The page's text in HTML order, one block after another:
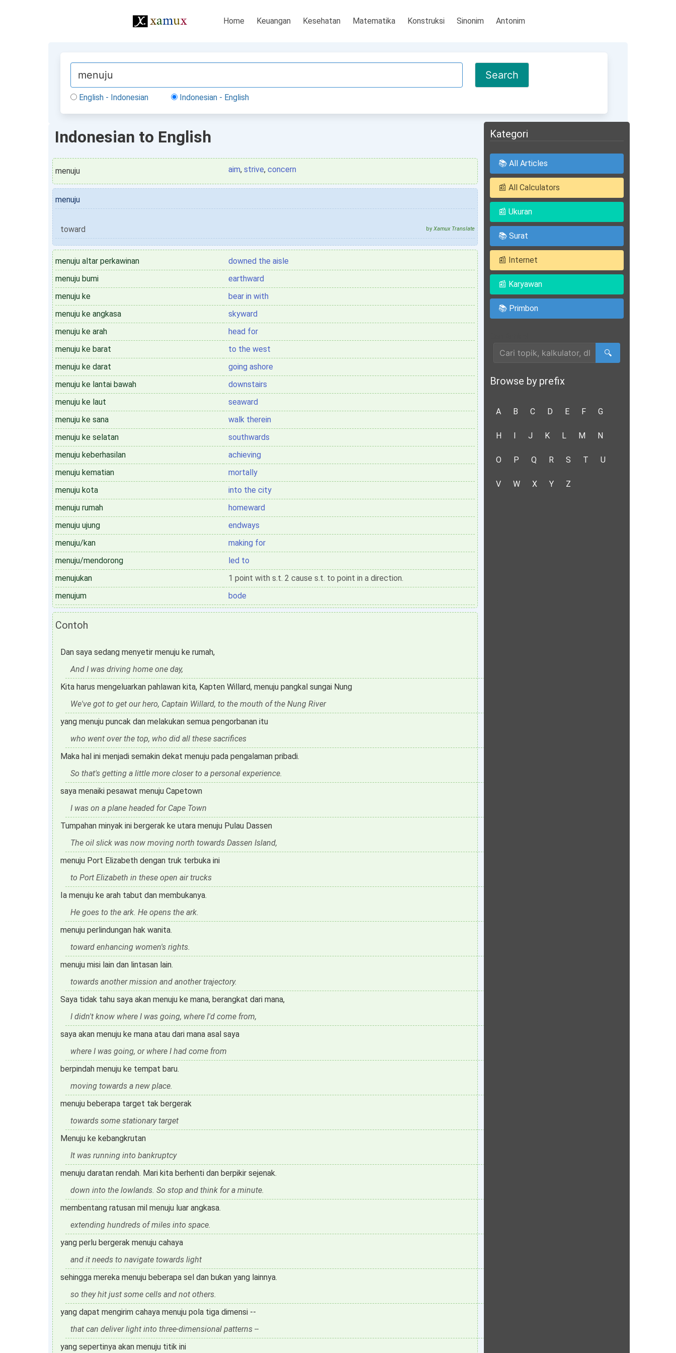
Home Keuangan Kesehatan Matematika Konstruksi Sinonim Antonim
English - Indonesian Indonesian - English
Indonesian to English
menuju aim, strive, concern
menuju
toward by Xamux Translate
menuju altar perkawinan
downed the aisle
menuju bumi
earthward
menuju ke
bear in with
menuju ke angkasa
skyward
menuju ke arah
head for
menuju ke barat
to the west
menuju ke darat
going ashore
menuju ke lantai bawah
downstairs
menuju ke laut
seaward
menuju ke sana
walk therein
menuju ke selatan
southwards
menuju keberhasilan
achieving
menuju kematian
mortally
menuju kota
into the city
menuju rumah
homeward
menuju ujung
endways
menuju/kan
making for
menuju/mendorong
led to
menujukan
1 point with s.t. 2 cause s.t. to point in a direction.
menujum
bode
Contoh
Dan saya sedang menyetir menuju ke rumah,
And I was driving home one day,
Kita harus mengeluarkan pahlawan kita, Kapten Willard, menuju pangkal sungai Nung
We've got to get our hero, Captain Willard, to the mouth of the Nung River
yang menuju puncak dan melakukan semua pengorbanan itu
who went over the top, who did all these sacrifices
Maka hal ini menjadi semakin dekat menuju pada pengalaman pribadi.
So that's getting a little more closer to a personal experience.
saya menaiki pesawat menuju Capetown
I was on a plane headed for Cape Town
Tumpahan minyak ini bergerak ke utara menuju Pulau Dassen
The oil slick was now moving north towards Dassen Island,
menuju Port Elizabeth dengan truk terbuka ini
to Port Elizabeth in these open air trucks
Ia menuju ke arah tabut dan membukanya.
He goes to the ark. He opens the ark.
menuju perlindungan hak wanita.
toward enhancing women's rights.
menuju misi lain dan lintasan lain.
towards another mission and another trajectory.
Saya tidak tahu saya akan menuju ke mana, berangkat dari mana,
I didn't know where I was going, where I'd come from,
saya akan menuju ke mana atau dari mana asal saya
where I was going, or where I had come from
berpindah menuju ke tempat baru.
moving towards a new place.
menuju beberapa target tak bergerak
towards some stationary target
Menuju ke kebangkrutan
It was running into bankruptcy
menuju daratan rendah. Mari kita berhenti dan berpikir sejenak.
down into the lowlands. So stop and think for a minute.
membentang ratusan mil menuju luar angkasa.
extending hundreds of miles into space.
yang perlu bergerak menuju cahaya
and it needs to navigate towards light
sehingga mereka menuju beberapa sel dan bukan yang lainnya.
so they hit just some cells and not others.
yang dapat mengirim cahaya menuju pola tiga dimensi --
that can deliver light into three-dimensional patterns --
yang sepertinya akan menuju titik ini
Kategori
📚 All Articles
📰 All Calculators
📰 Ukuran
📚 Surat
📰 Internet
📰 Karyawan
📚 Primbon
🔍
Browse by prefix
A B C D E F G
H I J K L M N
O P Q R S T U
V W X Y Z